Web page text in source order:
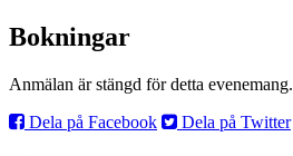
Bokningar
Anmälan är stängd för detta evenemang.
Dela på Facebook
Dela på Twitter